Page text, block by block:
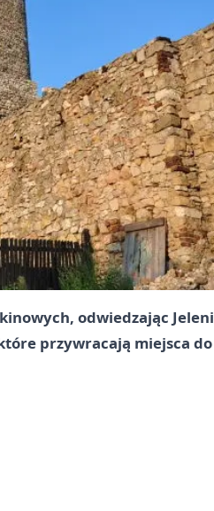
odwiedzając
przywracają miejsca do